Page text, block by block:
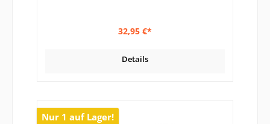
32,95 €*
Details
Nur 1 auf Lager!